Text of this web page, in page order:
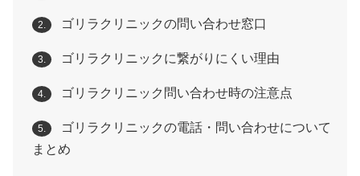
2. ゴリラクリニックの問い合わせ窓口
3. ゴリラクリニックに繋がりにくい理由
4. ゴリラクリニック問い合わせ時の注意点
5.
ゴリラクリニックの電話・問い合わせについて
まとめ